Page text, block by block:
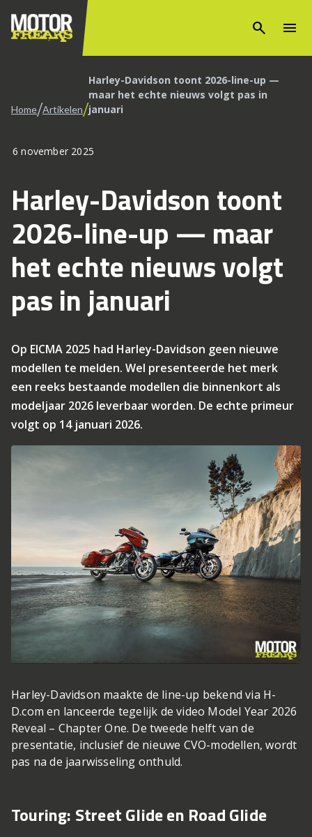
search menu
Home/Artikelen/
Harley-Davidson toont 2026-line-up —
maar het echte nieuws volgt pas in
januari
6 november 2025
Harley-Davidson toont
2026-line-up — maar
het echte nieuws volgt
pas in januari
Op EICMA 2025 had Harley-Davidson geen nieuwe
modellen te melden. Wel presenteerde het merk
een reeks bestaande modellen die binnenkort als
modeljaar 2026 leverbaar worden. De echte primeur
volgt op 14 januari 2026.
Harley-Davidson maakte de line-up bekend via H-
D.com en lanceerde tegelijk de video Model Year 2026
Reveal – Chapter One. De tweede helft van de
presentatie, inclusief de nieuwe CVO-modellen, wordt
pas na de jaarwisseling onthuld.
Touring: Street Glide en Road Glide